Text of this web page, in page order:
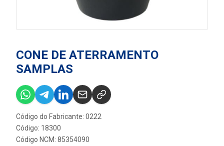
CONE DE ATERRAMENTO
SAMPLAS
Código do Fabricante: 0222
Código: 18300
Código NCM: 85354090